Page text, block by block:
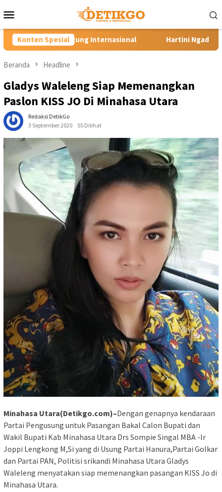
ke
Mobile
Konten Spesial Hartini Ngadiorejo Pacu Transformasi
Beranda Headline
Gladys Waleleng Siap Memenangkan
Paslon KISS JO Di Minahasa Utara
Redaksi DetikGo
3 September 2020
55 Dilihat
Minahasa Utara(Detikgo.com)–Dengan genapnya kendaraan
Partai Pengusung untuk Pasangan Bakal Calon Bupati dan
Wakil Bupati Kab Minahasa Utara Drs Sompie Singal MBA -Ir
Joppi Lengkong M,Si yang di Usung Partai Hanura,Partai Golkar
dan Partai PAN, Politisi srikandi Minahasa Utara Gladys
Waleleng menyatakan siap memenangkan pasangan KISS Jo di
Minahasa Utara.